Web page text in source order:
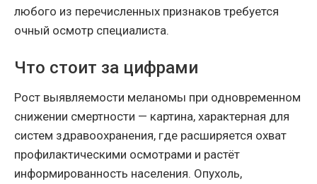
любого из перечисленных признаков требуется
очный осмотр специалиста.
Что стоит за цифрами
Рост выявляемости меланомы при одновременном
снижении смертности — картина, характерная для
систем здравоохранения, где расширяется охват
профилактическими осмотрами и растёт
информированность населения. Опухоль,